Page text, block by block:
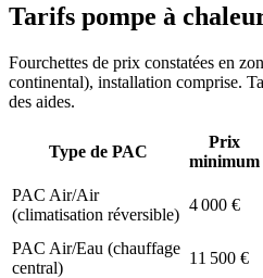
Tarifs pompe à
Fourchettes de prix constatées en
continental), installation comprise.
des aides.
Type de PAC
Prix
minimum
PAC Air/Air
(climatisation réversible)
4 000 €
PAC Air/Eau (chauffage
central)
11 500 €